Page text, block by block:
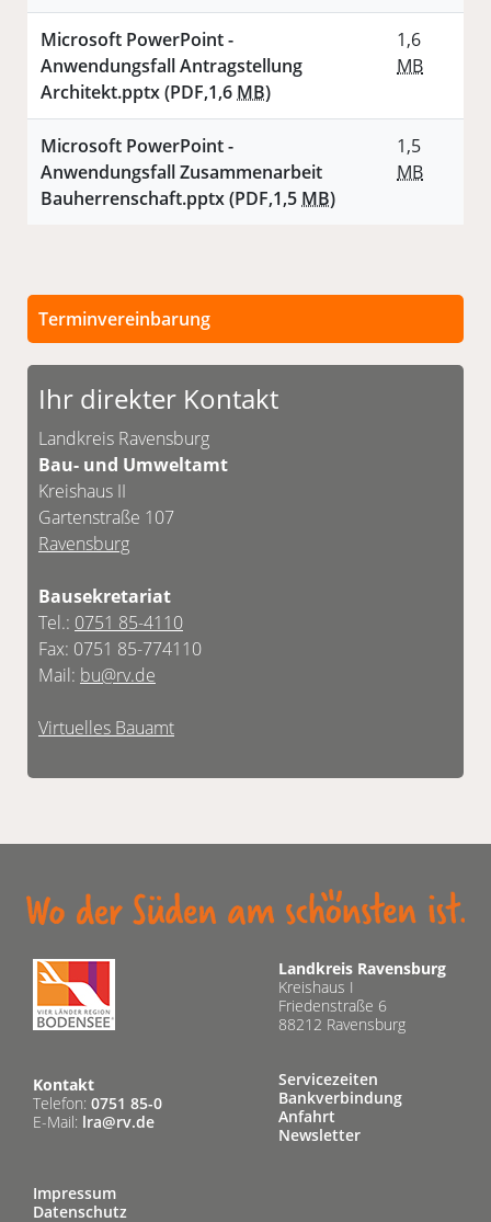
Microsoft PowerPoint -
Anwendungsfall Antragstellung
Architekt.pptx(PDF,1,6MB)
1,6
MB
Microsoft PowerPoint -
Anwendungsfall Zusammenarbeit
Bauherrenschaft.pptx(PDF,1,5MB)
1,5
MB
Terminvereinbarung
Persönliche Termine nur nach vorheriger
Terminvereinbarung. Die Kontaktdaten für eine
mögliche Terminvereinbarung finden Sie
untenstehend in der Kontaktbox.
Ihr direkter Kontakt
Landkreis Ravensburg
Bau- und Umweltamt
Kreishaus II
Gartenstraße 107
Ravensburg
Bausekretariat
Tel.: 0751 85-4110
Fax: 0751 85-774110
Mail: bu@rv.de
Virtuelles Bauamt
Landkreis Ravensburg
Kreishaus I
Friedenstraße 6
88212 Ravensburg
Kontakt
Telefon: 0751 85-0
E-Mail: lra@rv.de
Servicezeiten
Bankverbindung
Anfahrt
Newsletter
Impressum
Datenschutz